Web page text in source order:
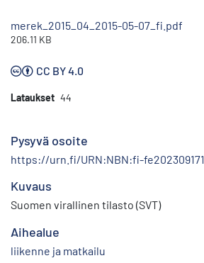
merek_2015_04_2015-05-07_fi.pdf
206.11 KB
CC BY 4.0
Lataukset 44
Pysyvä osoite
https://urn.fi/URN:NBN:fi-
Kuvaus
Suomen virallinen tilasto (SVT)
Aihealue
liikenne ja matkailu